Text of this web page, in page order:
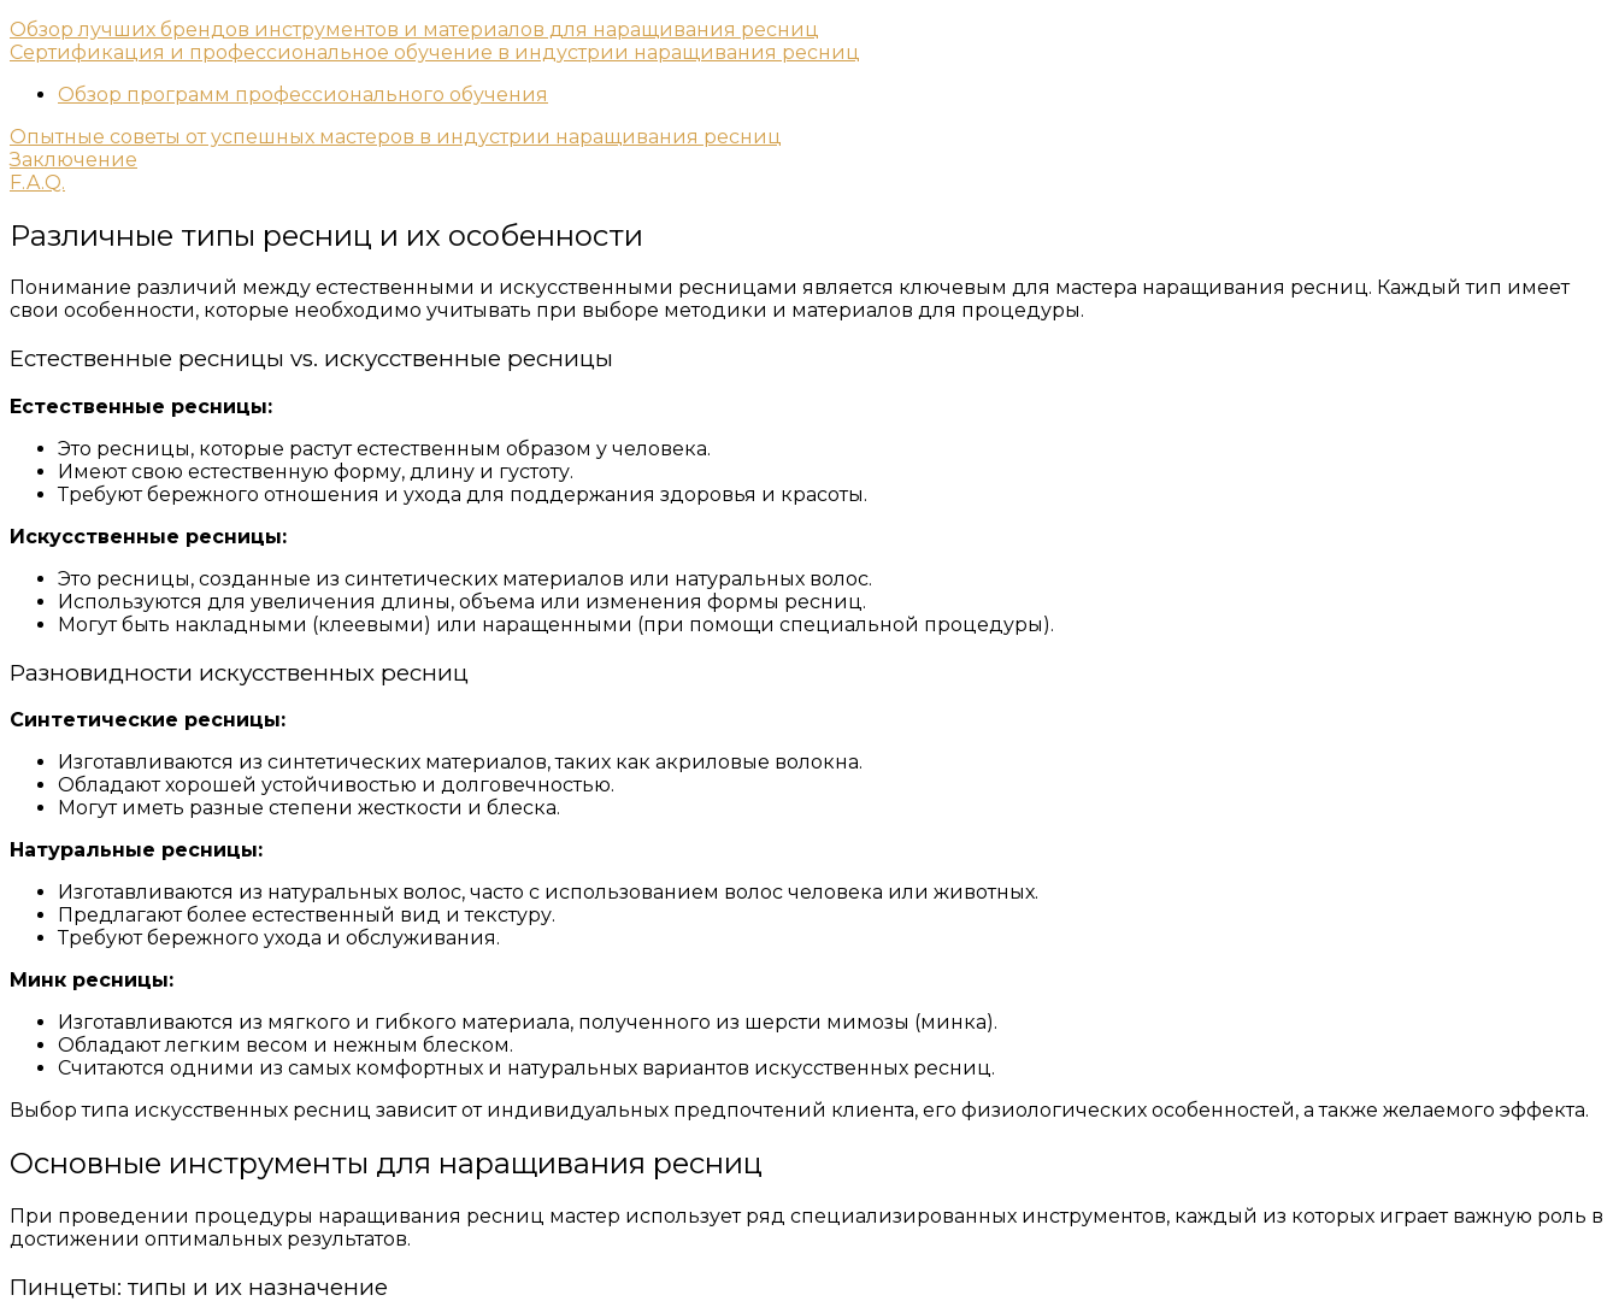
Обзор лучших брендов инструментов и материалов для наращивания ресниц
Сертификация и профессиональное обучение в индустрии наращивания ресниц
Обзор программ профессионального обучения
Опытные советы от успешных мастеров в индустрии наращивания ресниц
Заключение
F.A.Q.
Различные типы ресниц и их особенности
Понимание различий между естественными и искусственными ресницами является ключевым для мастера наращивания ресниц. Каждый тип имеет
свои особенности, которые необходимо учитывать при выборе методики и материалов для процедуры.
Естественные ресницы vs. искусственные ресницы
Естественные ресницы:
Это ресницы, которые растут естественным образом у человека.
Имеют свою естественную форму, длину и густоту.
Требуют бережного отношения и ухода для поддержания здоровья и красоты.
Искусственные ресницы:
Это ресницы, созданные из синтетических материалов или натуральных волос.
Используются для увеличения длины, объема или изменения формы ресниц.
Могут быть накладными (клеевыми) или наращенными (при помощи специальной процедуры).
Разновидности искусственных ресниц
Синтетические ресницы:
Изготавливаются из синтетических материалов, таких как акриловые волокна.
Обладают хорошей устойчивостью и долговечностью.
Могут иметь разные степени жесткости и блеска.
Натуральные ресницы:
Изготавливаются из натуральных волос, часто с использованием волос человека или животных.
Предлагают более естественный вид и текстуру.
Требуют бережного ухода и обслуживания.
Минк ресницы:
Изготавливаются из мягкого и гибкого материала, полученного из шерсти мимозы (минка).
Обладают легким весом и нежным блеском.
Считаются одними из самых комфортных и натуральных вариантов искусственных ресниц.
Выбор типа искусственных ресниц зависит от индивидуальных предпочтений клиента, его физиологических особенностей, а также желаемого эффекта.
Основные инструменты для наращивания ресниц
При проведении процедуры наращивания ресниц мастер использует ряд специализированных инструментов, каждый из которых играет важную роль в
достижении оптимальных результатов.
Пинцеты: типы и их назначение